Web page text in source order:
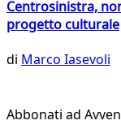
Centrosinistra,
progetto culturale
di Marco Iasevoli
Abbonati ad